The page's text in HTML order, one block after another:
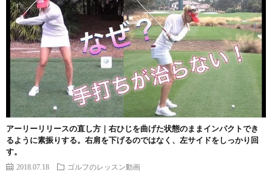
アーリーリリースの直し方｜右ひじを曲げた状態のままインパクトでき
るように素振りする。右肩を下げるのではなく、左サイドをしっかり回
す。
2018.07.18 ゴルフのレッスン動画